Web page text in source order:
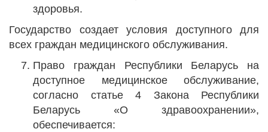
здоровья.
Государство создает условия доступного для
всех граждан медицинского обслуживания.
Право граждан Республики Беларусь на
доступное медицинское обслуживание,
согласно статье 4 Закона Республики
Беларусь «О здравоохранении»,
обеспечивается: